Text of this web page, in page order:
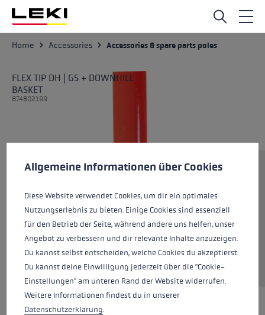
Skip to main content
Home Accessories Accessories & spare parts poles
FLEX TIP DH | GS + DOWNHILL
BASKET
874802199
Size
Colours black-neonyellow
Cookie preferences
This website uses cookies to give you the best possible experience.
Allgemeine Informationen über Cookies
Diese Website verwendet Cookies, um dir ein optimales
Nutzungserlebnis zu bieten. Einige Cookies sind essenziell
für den Betrieb der Seite, während andere uns helfen, unser
Angebot zu verbessern und dir relevante Inhalte anzuzeigen.
Du kannst selbst entscheiden, welche Cookies du akzeptierst.
Du kannst deine Einwilligung jederzeit über die "Cookie-
Einstellungen" am unteren Rand der Website widerrufen.
Weitere Informationen findest du in unserer
Datenschutzerklärung.